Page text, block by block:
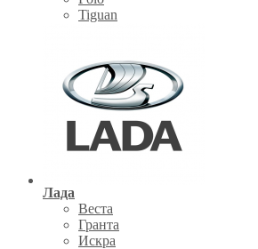
Tiguan
Лада
Веста
Гранта
Искра